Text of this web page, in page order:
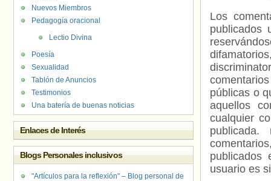
Los
publicados
públicas o
aquellos
cualquier
usuario es
Nuevos Miembros
Pedagogía oracional
Lectio Divina
Poesía
Sexualidad
Tablón de Anuncios
Testimonios
Una batería de buenas noticias
Enlaces de Interés
Blogs Personales inclusivos
"Artículos para la reflexión" – Blog personal de